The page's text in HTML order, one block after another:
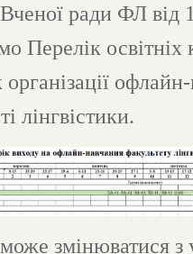
ради ФЛ від
Перелік освітніх
організації
лінгвістики.
змінюватися з